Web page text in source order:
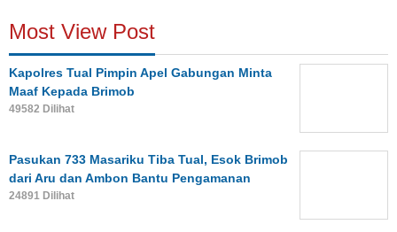
Most View Post
Kapolres Tual Pimpin Apel Gabungan Minta
Maaf Kepada Brimob
49582 Dilihat
Pasukan 733 Masariku Tiba Tual, Esok Brimob
dari Aru dan Ambon Bantu Pengamanan
24891 Dilihat